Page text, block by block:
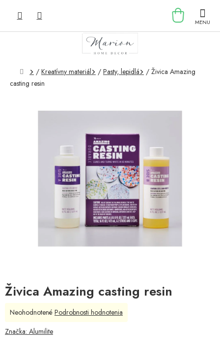
KOŠÍK
Domov
/ Kreatívny materiál / Pasty, lepidlá / Živica Amazing
casting resin
Živica Amazing casting resin
Priemerné
produktu
Neohodnotené Podrobnosti hodnotenia
Značka: Alumilite